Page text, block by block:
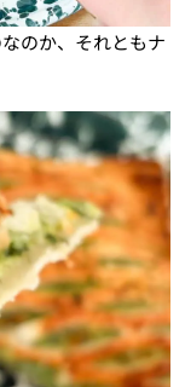
のか、それともナ